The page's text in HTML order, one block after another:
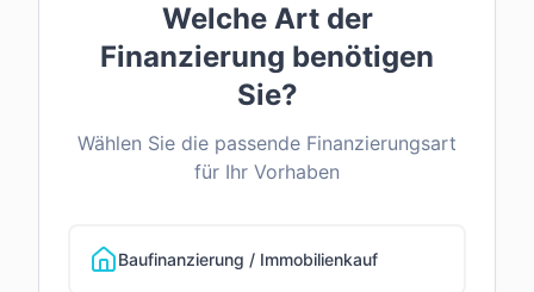
Welche Art der
Finanzierung benötigen
Sie?
Wählen Sie die passende Finanzierungsart
für Ihr Vorhaben
Baufinanzierung / Immobilienkauf